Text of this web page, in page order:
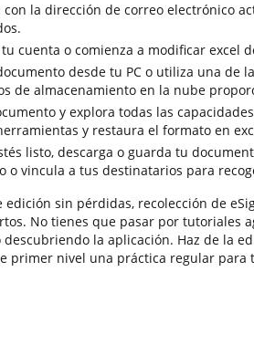
con la dirección de correo electrónico
cuenta o comienza a modificar excel
desde tu PC o utiliza una de
de almacenamiento en la nube
y explora todas las
y restaura el formato en
listo, descarga o guarda tu
o vincula a tus destinatarios para
edición sin pérdidas, recolección de
No tienes que pasar por tutoriales
la aplicación. Haz de la
primer nivel una práctica regular para